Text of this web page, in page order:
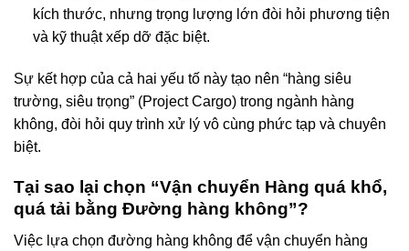
kích thước, nhưng trọng lượng lớn đòi hỏi phương tiện
và kỹ thuật xếp dỡ đặc biệt.
Sự kết hợp của cả hai yếu tố này tạo nên “hàng siêu
trường, siêu trọng” (Project Cargo) trong ngành hàng
không, đòi hỏi quy trình xử lý vô cùng phức tạp và chuyên
biệt.
Tại sao lại chọn “Vận chuyển Hàng quá khổ,
quá tải bằng Đường hàng không”?
Việc lựa chọn đường hàng không để vận chuyển hàng